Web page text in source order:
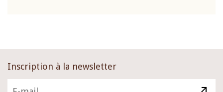
Inscription à la newsletter